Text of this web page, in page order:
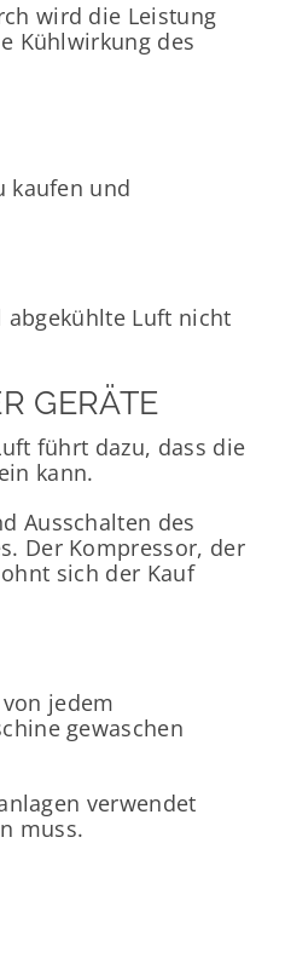
wird die Leistung
Kühlwirkung des
kaufen und
abgekühlte Luft nicht
GERÄTE
führt dazu, dass die
kann.
Ausschalten des
Der Kompressor, der
sich der Kauf
jedem
gewaschen
verwendet
muss.